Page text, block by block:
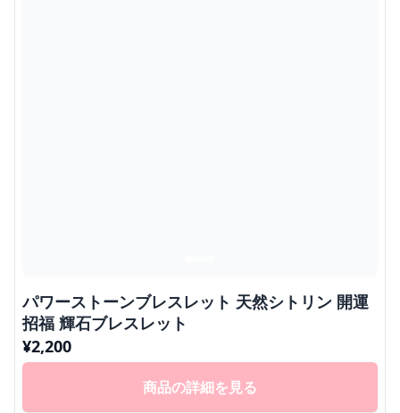
パワーストーンブレスレット 天然シトリン 開運
招福 輝石ブレスレット
¥2,200
商品の詳細を見る